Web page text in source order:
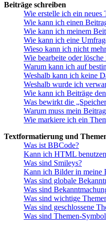
Beiträge schreiben
Wie erstelle ich ein
Wie kann ich einen
Wie kann ich meinem
Wie kann ich eine
Wieso kann ich nicht
Wie bearbeite oder
Warum kann ich auf
Weshalb kann ich keine
Weshalb wurde ich
Wie kann ich Beiträge
Was bewirkt die
Warum muss mein
Wie markiere ich ein
Textformatierung und
Was ist BBCode?
Kann ich HTML
Was sind Smileys?
Kann ich Bilder in meine
Was sind globale
Was sind
Was sind wichtige
Was sind geschlossene
Was sind Themen-